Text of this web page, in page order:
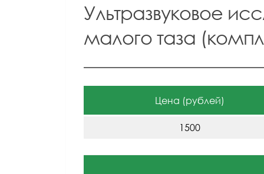
Ультразвуковое
малого таза
Цена (рублей)
1500